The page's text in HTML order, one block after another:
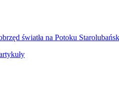
światła na Potoku